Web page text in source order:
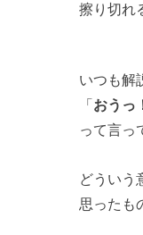
擦り切れ
いつも解
「 おうっ
って言っ
どういう
思ったも